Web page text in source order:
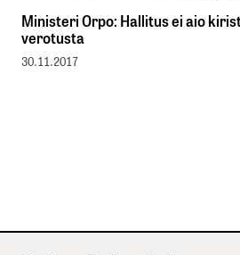
Ministeri Orpo: Hallitus ei aio
verotusta
30.11.2017